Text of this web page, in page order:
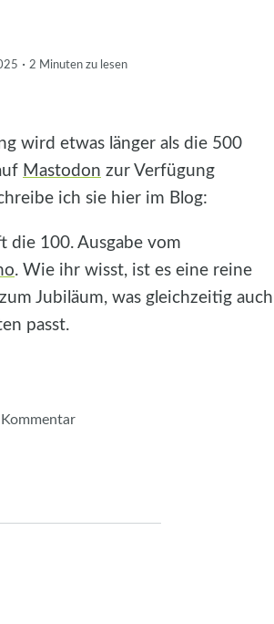
· 2 Minuten zu lesen
wird etwas länger als die 500
Mastodon zur Verfügung
ich sie hier im Blog:
die 100. Ausgabe vom
. Wie ihr wisst, ist es eine reine
Jubiläum, was gleichzeitig auch
passt.